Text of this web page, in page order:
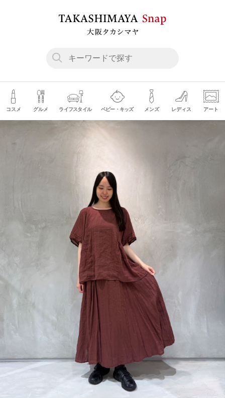
コスメ グルメ ライフスタイル ベビー・キッズ メンズ レディス アート